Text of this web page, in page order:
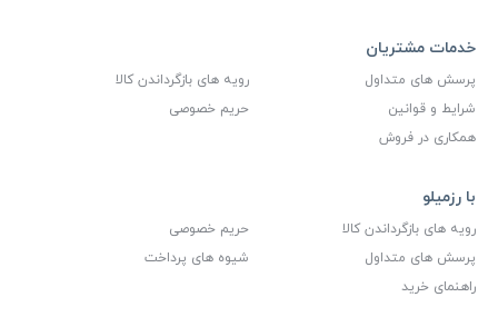
خدمات مشتریان
پرسش های متداول
رویه های بازگرداندن کالا
شرایط و قوانین
حریم خصوصی
همکاری در فروش
با رزمیلو
رویه های بازگرداندن کالا
حریم خصوصی
پرسش های متداول
شیوه های پرداخت
راهنمای خرید